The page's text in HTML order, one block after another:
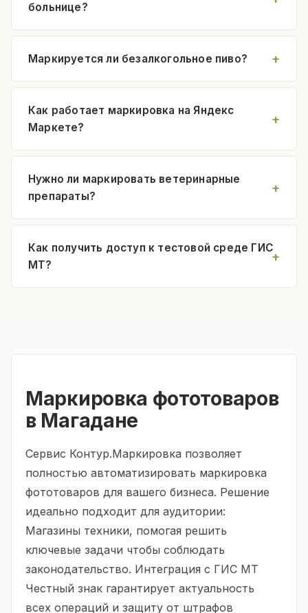
больнице?
Маркируется ли безалкогольное пиво?
Как работает маркировка на Яндекс
Маркете?
Нужно ли маркировать ветеринарные
препараты?
Как получить доступ к тестовой среде ГИС
МТ?
Маркировка фототоваров
в Магадане
Сервис Контур.Маркировка позволяет
полностью автоматизировать маркировка
фототоваров для вашего бизнеса. Решение
идеально подходит для аудитории:
Магазины техники, помогая решить
ключевые задачи чтобы соблюдать
законодательство. Интеграция с ГИС МТ
Честный знак гарантирует актуальность
всех операций и защиту от штрафов